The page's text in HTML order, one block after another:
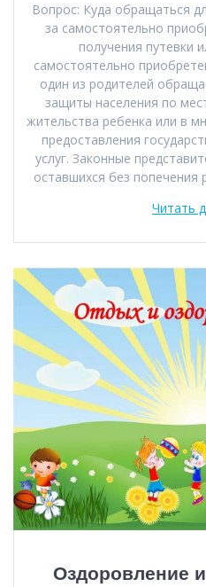
Вопрос: Куда обращаться
за самостоятельно
получения путевки
самостоятельно
один из родителей
защиты населения по
жительства ребенка или в
предоставления
услуг. Законные
оставшихся без
Читать
Оздоровление